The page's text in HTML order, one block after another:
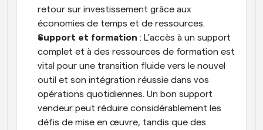
retour sur investissement grâce aux
économies de temps et de ressources.
Support et formation : L'accès à un support
complet et à des ressources de formation est
vital pour une transition fluide vers le nouvel
outil et son intégration réussie dans vos
opérations quotidiennes. Un bon support
vendeur peut réduire considérablement les
défis de mise en œuvre, tandis que des